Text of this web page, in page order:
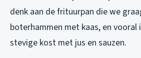
denk aan de frituurpan die we
boterhammen met kaas, en
stevige kost met jus en sauzen.